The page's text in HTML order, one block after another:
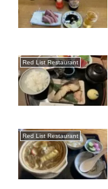
Red List Restaurant
Red List Restaurant